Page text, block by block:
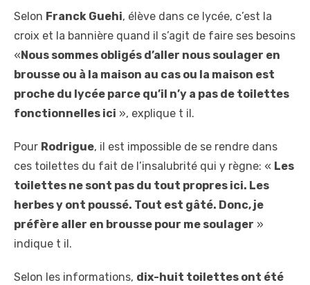
Selon Franck Guehi, élève dans ce lycée, c’est la
croix et la bannière quand il s’agit de faire ses besoins
« Nous sommes obligés d’aller nous soulager en
brousse ou à la maison au cas ou la maison est
proche du lycée parce qu’il n’y a pas de toilettes
fonctionnelles ici », explique t il.
Pour Rodrigue, il est impossible de se rendre dans
ces toilettes du fait de l’insalubrité qui y règne: « Les
toilettes ne sont pas du tout propres ici. Les
herbesy ont poussé. Tout est gâté. Donc, je
préfère aller en brousse pour me soulager »
indique t il.
Selon les informations, dix-huit toilettes ont été